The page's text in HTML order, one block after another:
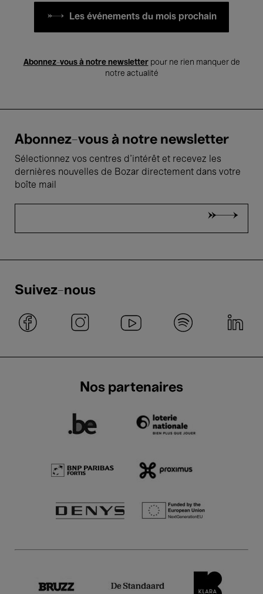
Les événements du mois prochain
Abonnez-vous à notre newsletterpour ne rien manquer de
notre actualité
Abonnez-vous à notre newsletter
Sélectionnez vos centres d'intérêt et recevez les
dernières nouvelles de Bozar directement dans votre
boîte mail
Suivez-nous
Nos partenaires